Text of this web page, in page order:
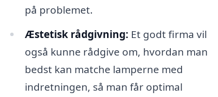
på problemet.
Æstetisk rådgivning: Et godt firma vil
også kunne rådgive om, hvordan man
bedst kan matche lamperne med
indretningen, så man får optimal